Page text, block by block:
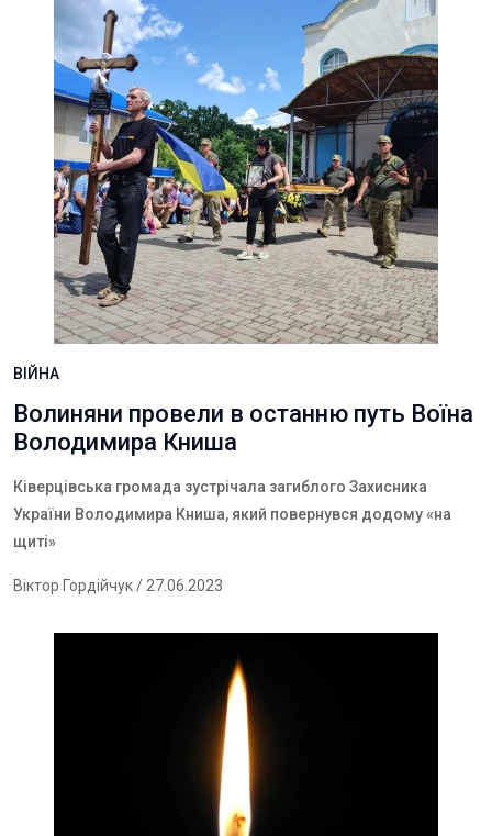
ВІЙНА
Волиняни провели в останню путь Воїна
Володимира Книша
Ківерцівська громада зустрічала загиблого Захисника
України Володимира Книша, який повернувся додому «на
щиті»
Віктор Гордійчук/ 27.06.2023